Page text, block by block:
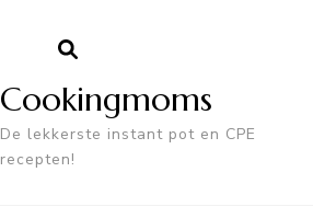
Cookingmoms
De lekkerste instant pot en CPE
recepten!